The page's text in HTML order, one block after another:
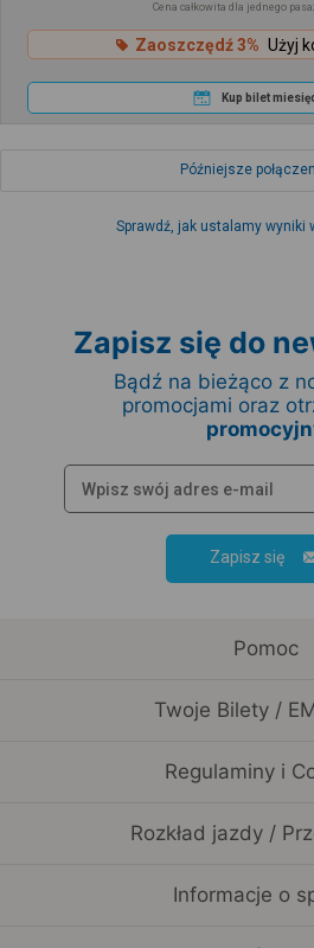
Cena całkowita dla jednego
Zaoszczędź 3% Użyj
Kup bilet
Późniejsze
Sprawdź, jak ustalamy wyniki
Zapisz się do
Bądź na bieżąco z
promocjami oraz
Zapisz się
Pomoc
Twoje Bilety /
Regulaminy i
Rozkład jazdy /
Informacje o